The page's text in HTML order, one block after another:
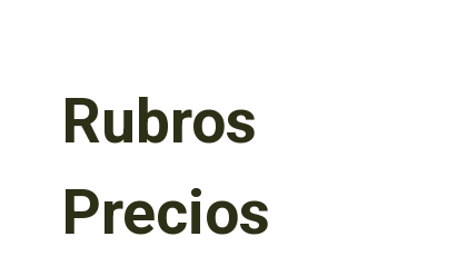
Rubros
Precios